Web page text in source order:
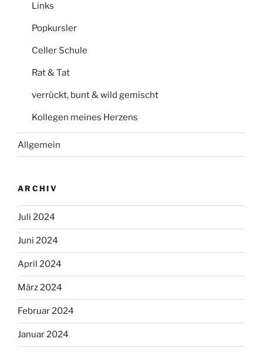
Links
Popkursler
Celler Schule
Rat & Tat
verrückt, bunt & wild gemischt
Kollegen meines Herzens
Allgemein
ARCHIV
Juli 2024
Juni 2024
April 2024
März 2024
Februar 2024
Januar 2024